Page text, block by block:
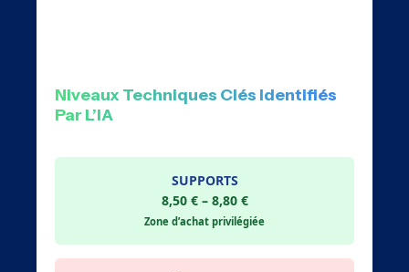
Niveaux Techniques Clés Identifiés
Par L’IA
SUPPORTS
8,50 € – 8,80 €
Zone d’achat privilégiée